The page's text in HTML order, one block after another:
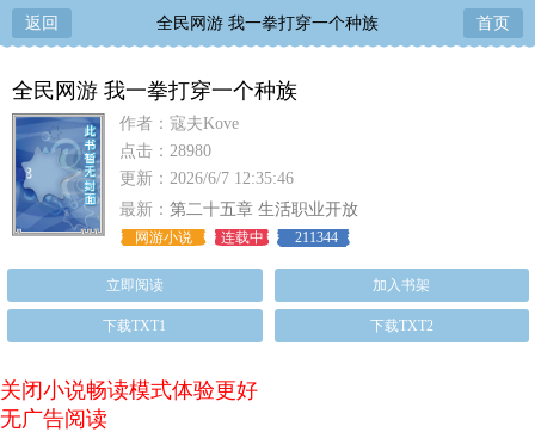
返回 全民网游 我一拳打穿一个种族 首页
全民网游 我一拳打穿一个种族
作者：寇夫Kove
点击：28980
更新：2026/6/7 12:35:46
最新： 第二十五章 生活职业开放
网游小说 连载中 211344
立即阅读 加入书架
下载TXT1 下载TXT2
关闭小说畅读模式体验更好
无广告阅读